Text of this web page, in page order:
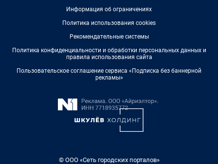
Информация об ограничениях
Политика использования cookies
Рекомендательные системы
Политика конфиденциальности и обработки персональных данных и
правила использования сайта
Пользовательское соглашение сервиса «Подписка без баннерной
рекламы»
© ООО «Сеть городских порталов»